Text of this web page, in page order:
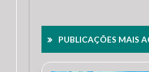
PUBLICAÇÕES MAIS